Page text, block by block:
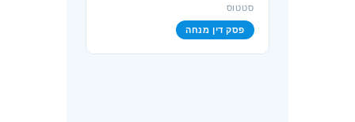
סטטוס
פסק דין מנחה